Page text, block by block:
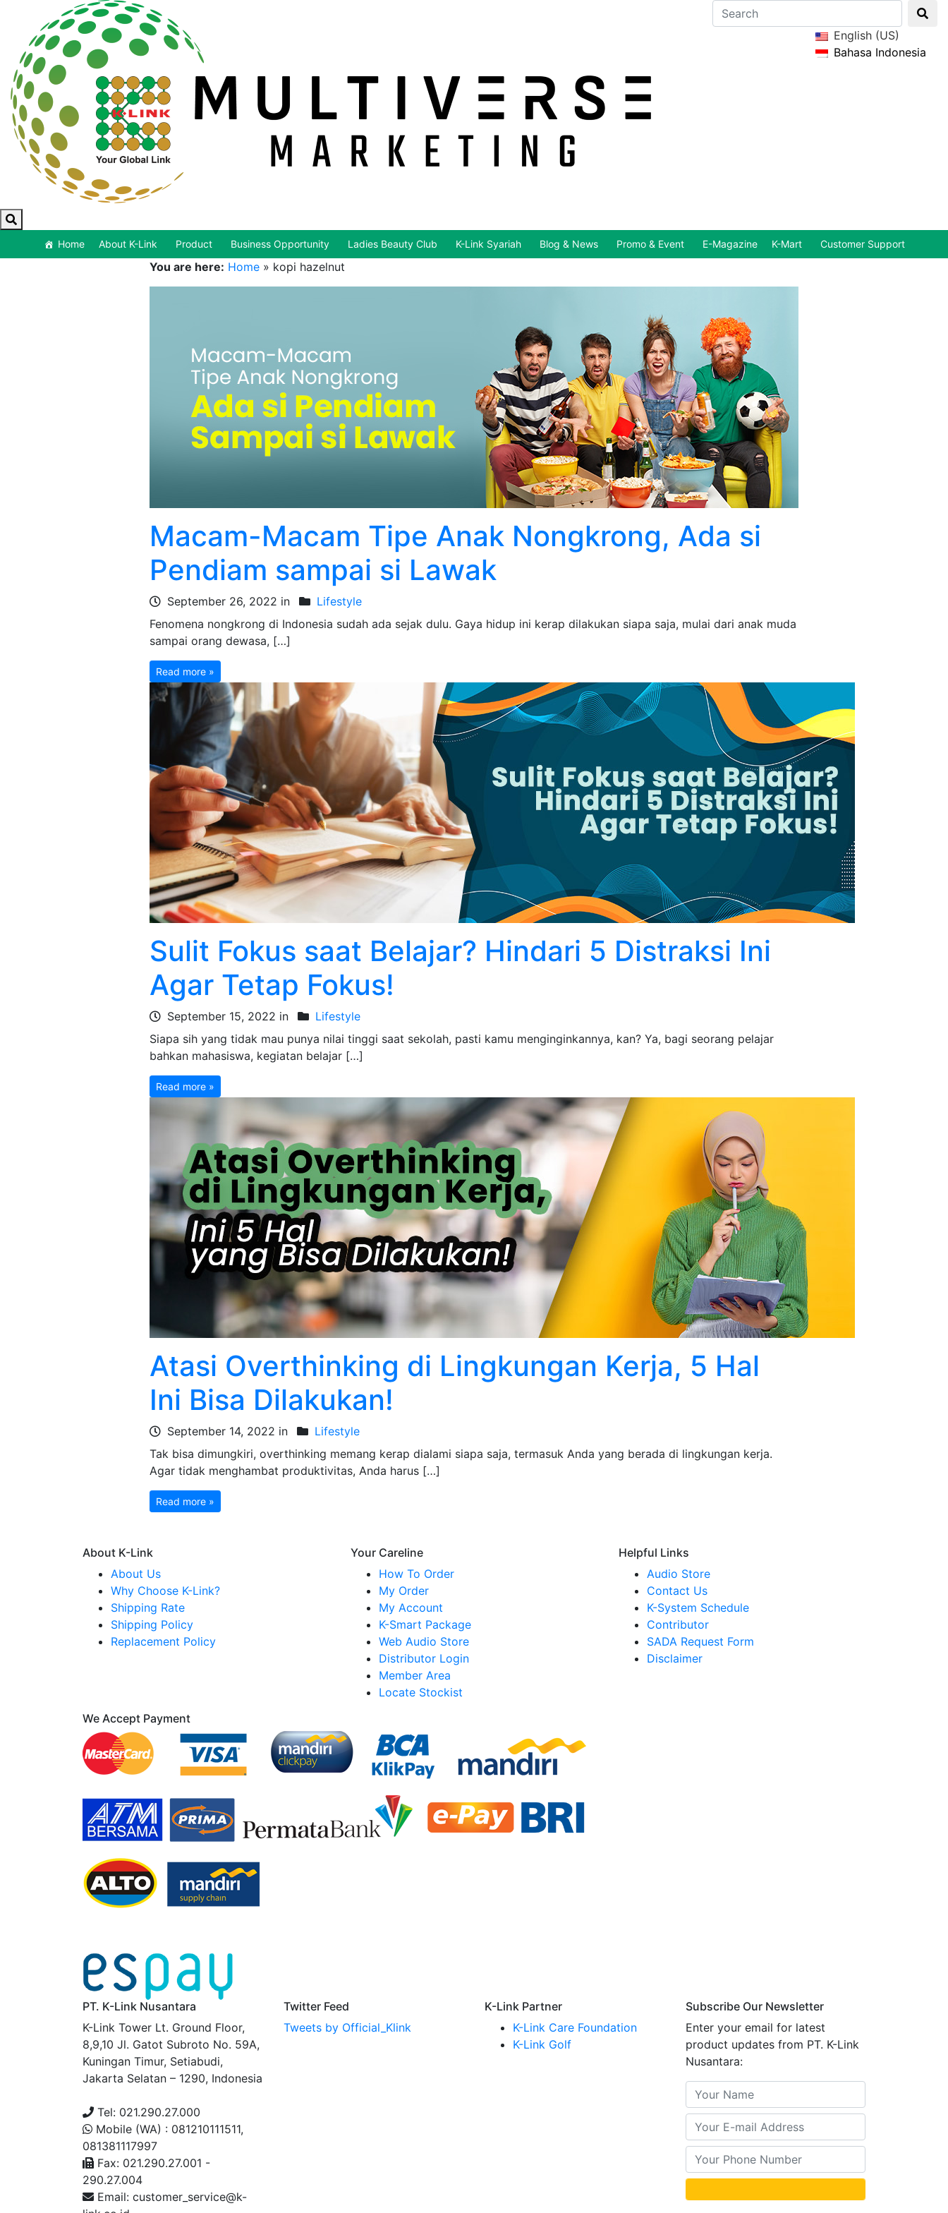
English (US)
Bahasa Indonesia
Home About K-Link Product Business Opportunity Ladies Beauty Club K-Link Syariah Blog & News Promo & Event E-Magazine K-Mart Customer Support
You are here: Home » kopi hazelnut
Macam-Macam Tipe Anak Nongkrong, Ada si
Pendiam sampai si Lawak
September 26, 2022 in
Lifestyle
Fenomena nongkrong di Indonesia sudah ada sejak dulu. Gaya hidup ini kerap dilakukan siapa saja, mulai dari anak muda
sampai orang dewasa, […]
Read more »
Sulit Fokus saat Belajar? Hindari 5 Distraksi Ini
Agar Tetap Fokus!
September 15, 2022 in
Lifestyle
Siapa sih yang tidak mau punya nilai tinggi saat sekolah, pasti kamu menginginkannya, kan? Ya, bagi seorang pelajar
bahkan mahasiswa, kegiatan belajar […]
Read more »
Atasi Overthinking di Lingkungan Kerja, 5 Hal
Ini Bisa Dilakukan!
September 14, 2022 in
Lifestyle
Tak bisa dimungkiri, overthinking memang kerap dialami siapa saja, termasuk Anda yang berada di lingkungan kerja.
Agar tidak menghambat produktivitas, Anda harus […]
Read more »
About K-Link
About Us
Why Choose K-Link?
Shipping Rate
Shipping Policy
Replacement Policy
Your Careline
How To Order
My Order
My Account
K-Smart Package
Web Audio Store
Distributor Login
Member Area
Locate Stockist
Helpful Links
Audio Store
Contact Us
K-System Schedule
Contributor
SADA Request Form
Disclaimer
We Accept Payment
PT. K-Link Nusantara
K-Link Tower Lt. Ground Floor,
8,9,10 Jl. Gatot Subroto No. 59A,
Kuningan Timur, Setiabudi,
Jakarta Selatan – 1290, Indonesia
Tel: 021.290.27.000
Mobile (WA) : 081210111511,
081381117997
Fax: 021.290.27.001 -
290.27.004
Email: customer_service@k-
Twitter Feed
Tweets by Official_Klink
K-Link Partner
K-Link Care Foundation
K-Link Golf
Subscribe Our Newsletter
Enter your email for latest
product updates from PT. K-Link
Nusantara: